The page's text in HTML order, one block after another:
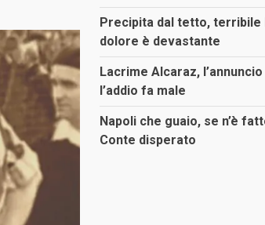
Precipita dal tetto, terribile
dolore è devastante
Lacrime Alcaraz,
l’addio fa male
Napoli che guaio, se n’è
Conte disperato